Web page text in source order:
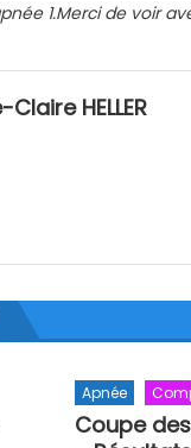
1.Merci de voir
HELLER
Apnée
Coupe